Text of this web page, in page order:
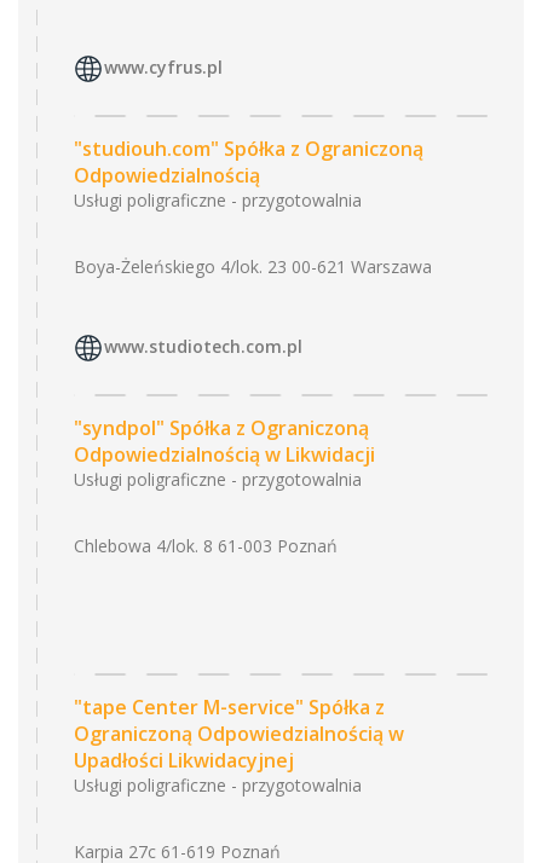
www.cyfrus.pl
"studiouh.com" Spółka z Ograniczoną
Odpowiedzialnością
Usługi poligraficzne - przygotowalnia
Boya-Żeleńskiego 4/lok. 23 00-621 Warszawa
www.studiotech.com.pl
"syndpol" Spółka z Ograniczoną
Odpowiedzialnością w Likwidacji
Usługi poligraficzne - przygotowalnia
Chlebowa 4/lok. 8 61-003 Poznań
"tape Center M-service" Spółka z
Ograniczoną Odpowiedzialnością w
Upadłości Likwidacyjnej
Usługi poligraficzne - przygotowalnia
Karpia 27c 61-619 Poznań